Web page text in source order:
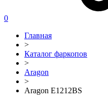
0
Главная
>
Каталог фаркопов
>
Aragon
>
Aragon E1212BS